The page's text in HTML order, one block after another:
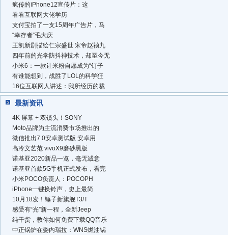
疯传的iPhone12宣传片：这
看看互联网大佬学历
支付宝拍了一支15周年广告片，马
“幸存者”毛大庆
王凯新剧描绘仁宗盛世 宋帝赵祯九
四年前的光学防抖神技术，却至今无
小米6：一款让米粉自愿成为“钉子
有谁能想到，战胜了LOL的科学狂
16位互联网人讲述：我所经历的裁
最新资讯
4K 屏幕 + 双镜头！SONY
Moto品牌为主流消费市场推出的
微信推出7.0安卓测试版 安卓用
高冷文艺范 vivoX9磨砂黑版
诺基亚2020新品一览，毫无诚意
诺基亚首款5G手机正式发布，看完
小米POCO负责人：POCOPH
iPhone一键换铃声，史上最简
10月18发！锤子新旗舰T3/T
感受有“光”新一程，全新Jeep
纯干货，教你如何免费下载QQ音乐
中正锅炉在委内瑞拉：WNS燃油锅